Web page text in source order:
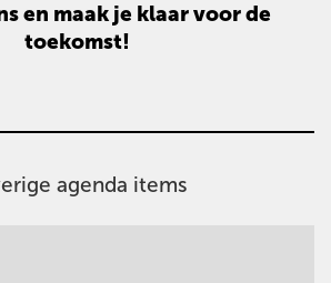
en maak je klaar voor de
toekomst!
agenda items